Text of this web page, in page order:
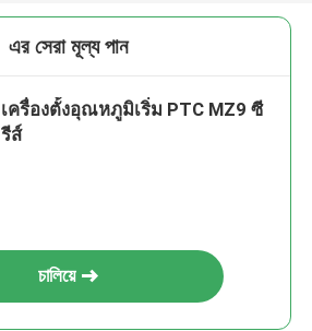
এর সেরা মূল্য পান
เครื่องตั้งอุณหภูมิเริ่ม PTC MZ9 ซี
รีส์
চালিয়ে